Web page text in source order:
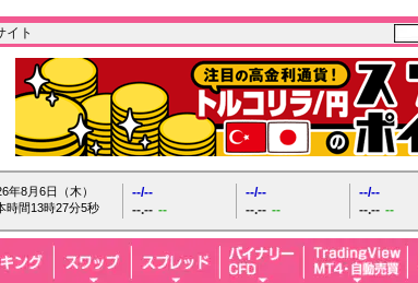
イト
年8月6日（木）
時間13時27分6秒
--/--
--.-- --
--/--
--.-- --
--/--
--.-- --